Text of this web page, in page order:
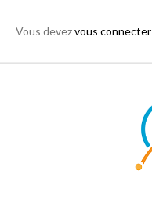
Vous devezvous connecter